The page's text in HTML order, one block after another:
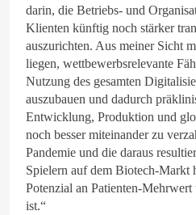
darin, die Betriebs- und
Klienten künftig noch stärker
auszurichten. Aus meiner Sicht
liegen, wettbewerbsrelevante
Nutzung des gesamten
auszubauen und dadurch
Entwicklung, Produktion und
noch besser miteinander zu
Pandemie und die daraus
Spielern auf dem Biotech-Markt
Potenzial an Patienten-
ist.“